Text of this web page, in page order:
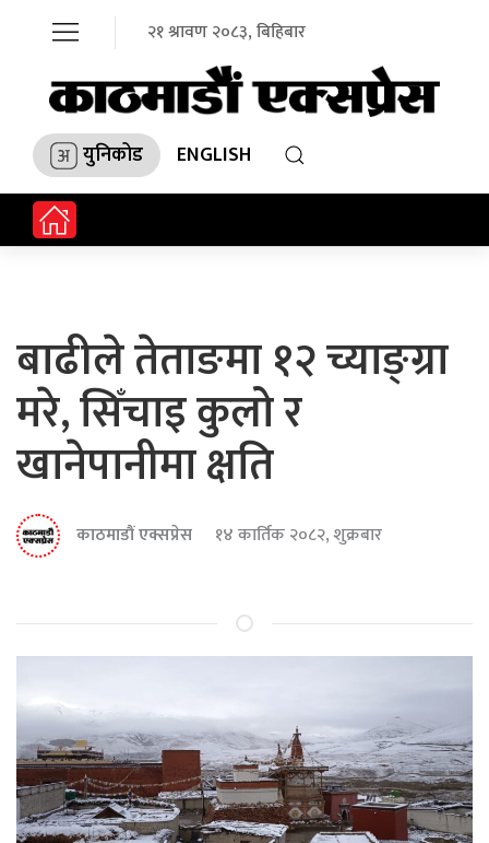
२१ श्रावण २०८३, बिहिबार
युनिकोड ENGLISH
बाढीले तेताङमा १२ च्याङ्ग्रा
मरे, सिँचाइ कुलो र
खानेपानीमा क्षति
काठमाडौं एक्सप्रेस १४ कार्तिक २०८२, शुक्रबार